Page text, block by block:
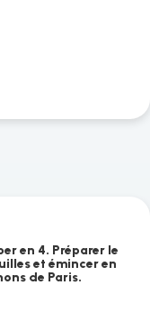
en 4. Préparer le
et émincer en
de Paris.